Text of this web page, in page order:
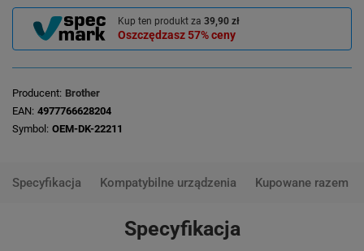
Kup ten produkt za 39,90 zł
Oszczędzasz57%ceny
Producent Brother
EAN 4977766628204
Symbol OEM-DK-22211
Specyfikacja Kompatybilne urządzenia Kupowane razem
Specyfikacja